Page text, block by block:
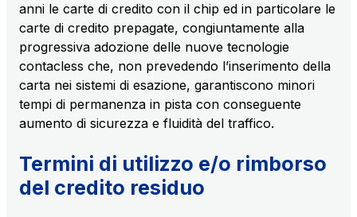
Movyon
L'operatore tecnologico per l'integrazione di
soluzioni di Intelligent Transport Systems
Tecne
La società di ingegneria del gruppo Autostrade per
Amplia
Società leader in Italia nella realizzazione di
Scopri la nostra App
Inquadra il QR Code con la fotocamera del tuo
cellulare per scaricare l’App
Vai alla pagina
anni le carte di credito con il chip ed in particolare le
carte di credito prepagate, congiuntamente alla
progressiva adozione delle nuove tecnologie
contacless che, non prevedendo l’inserimento della
carta nei sistemi di esazione, garantiscono minori
tempi di permanenza in pista con conseguente
aumento di sicurezza e fluidità del traffico.
Termini di utilizzo e/o rimborso
del credito residuo